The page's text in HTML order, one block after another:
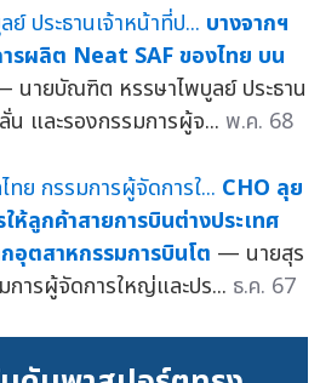
บางจากฯ
รผลิต Neat SAF ของไทย บน
นายบัณฑิต หรรษาไพบูลย์ ประธาน
น และรองกรรมการผู้จ... พ.ค. 68
CHO ลุย
ห้ลูกค้าสายการบินต่างประเทศ
อุตสาหกรรมการบินโต — นายสุร
การผู้จัดการใหญ่และปร... ธ.ค. 67